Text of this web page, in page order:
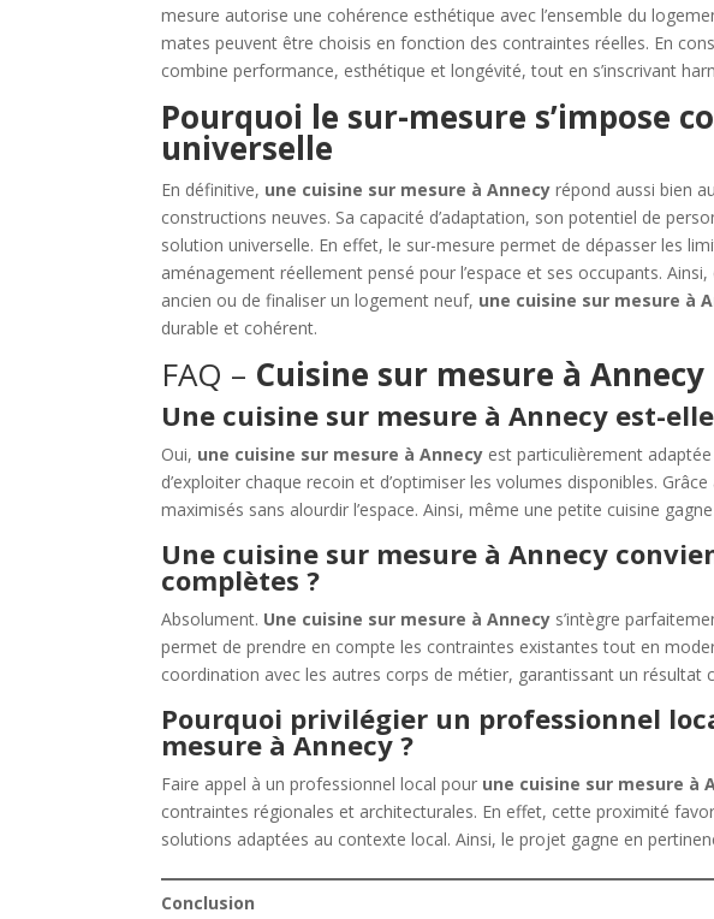
mesure autorise une cohérence esthétique avec l’ensemble du
mates peuvent être choisis en fonction des contraintes réelles. En
combine performance, esthétique et longévité, tout en s’inscrivant
Pourquoi le sur-mesure s’impose
universelle
En définitive, une cuisine sur mesure à Annecy répond aussi bien
constructions neuves. Sa capacité d’adaptation, son potentiel de
solution universelle. En effet, le sur-mesure permet de dépasser les
aménagement réellement pensé pour l’espace et ses occupants.
ancien ou de finaliser un logement neuf, une cuisine sur mesure à
durable et cohérent.
FAQ – Cuisine sur mesure à Annecy
Une cuisine sur mesure à Annecy est-
Oui, une cuisine sur mesure à Annecy est particulièrement
d’exploiter chaque recoin et d’optimiser les volumes disponibles.
maximisés sans alourdir l’espace. Ainsi, même une petite cuisine
Une cuisine sur mesure à Annecy
complètes ?
Absolument. Une cuisine sur mesure à Annecy s’intègre
permet de prendre en compte les contraintes existantes tout en
coordination avec les autres corps de métier, garantissant un résultat
Pourquoi privilégier un professionnel
mesure à Annecy ?
Faire appel à un professionnel local pour une cuisine sur mesure à
contraintes régionales et architecturales. En effet, cette proximité
solutions adaptées au contexte local. Ainsi, le projet gagne en
Conclusion